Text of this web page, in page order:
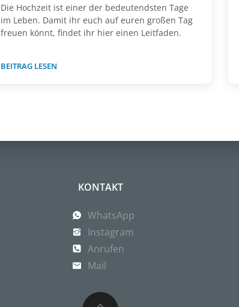
Die Hochzeit ist einer der bedeutendsten Tage
im Leben. Damit ihr euch auf euren großen Tag
freuen könnt, findet ihr hier einen Leitfaden.
BEITRAG LESEN
KONTAKT
WhatsApp
Instagram
Anrufen
Mail